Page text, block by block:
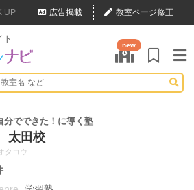
UP 広告掲載 教室ページ修正
new
分でできた！に導く塾
太田校
タコウ